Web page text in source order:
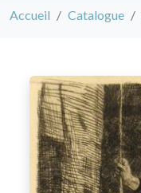
Accueil Catalogue